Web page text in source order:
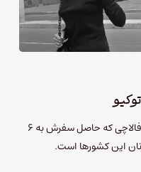
نگاهی به کتاب جنس ضعیف اوریانا فالاچی که حاصل سفرش به ۶
این کشورها است.